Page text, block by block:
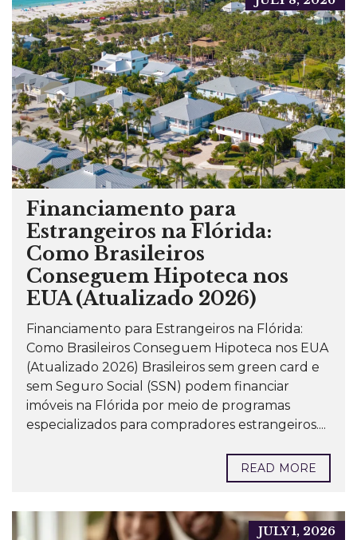
Financiamento para
Estrangeiros na Flórida:
Como Brasileiros
Conseguem Hipoteca nos
EUA (Atualizado 2026)
Financiamento para Estrangeiros na Flórida:
Como Brasileiros Conseguem Hipoteca nos EUA
(Atualizado 2026) Brasileiros sem green card e
sem Seguro Social (SSN) podem financiar
imóveis na Flórida por meio de programas
especializados para compradores estrangeiros....
READ MORE
JULY 1, 2026